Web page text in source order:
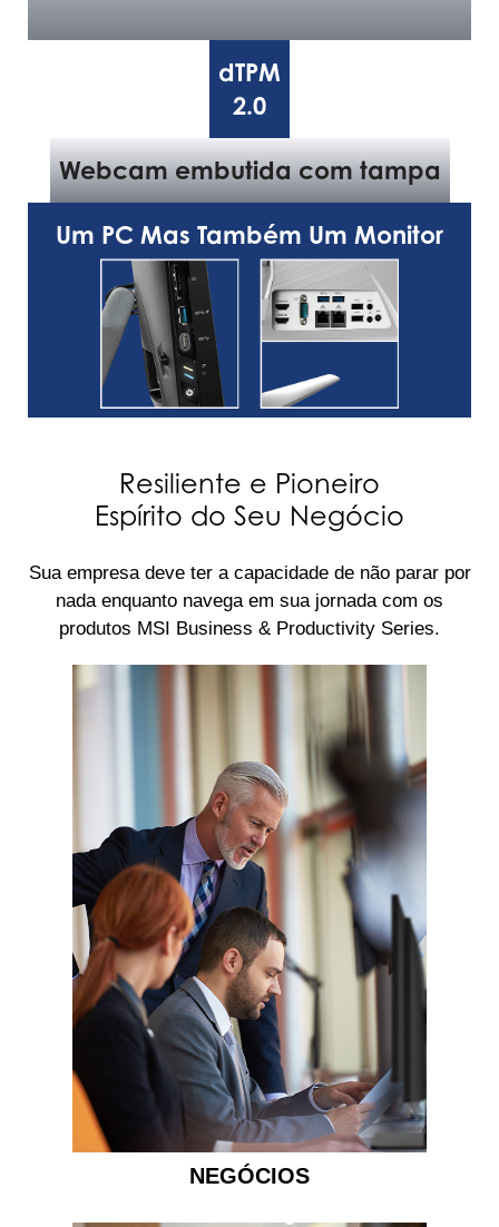
dTPM
2.0
Webcam embutida com tampa
Um PC Mas Também Um Monitor
Resiliente e Pioneiro
Espírito do Seu Negócio
Sua empresa deve ter a capacidade de não parar por
nada enquanto navega em sua jornada com os
produtos MSI Business & Productivity Series.
NEGÓCIOS